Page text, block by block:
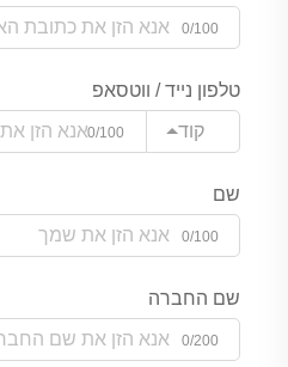
0/100
טלפון נייד / ווטסאפ
קוד
0/100
שם
0/100
שם החברה
0/200